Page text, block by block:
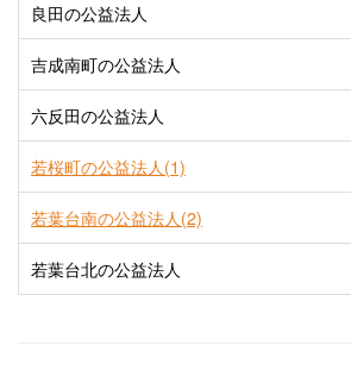
良田の公益法人
吉成南町の公益法人
六反田の公益法人
若桜町の公益法人(1)
若葉台南の公益法人(2)
若葉台北の公益法人